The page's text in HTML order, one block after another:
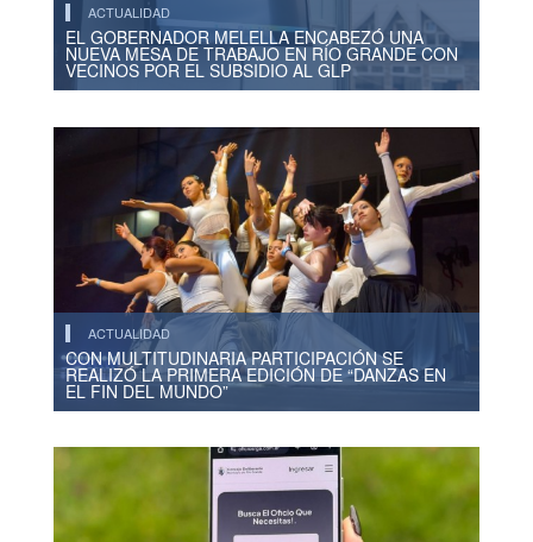
ACTUALIDAD
EL GOBERNADOR MELELLA ENCABEZÓ UNA
NUEVA MESA DE TRABAJO EN RÍO GRANDE CON
VECINOS POR EL SUBSIDIO AL GLP
ACTUALIDAD
CON MULTITUDINARIA PARTICIPACIÓN SE
REALIZÓ LA PRIMERA EDICIÓN DE “DANZAS EN
EL FIN DEL MUNDO”